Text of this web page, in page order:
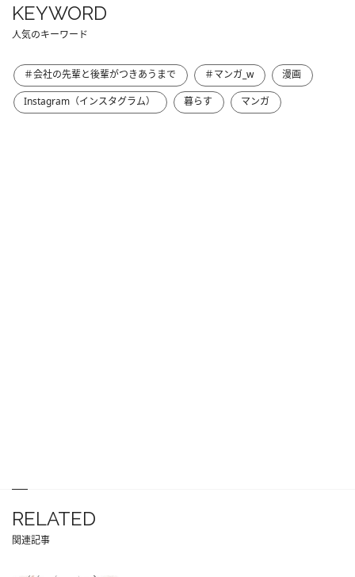
KEYWORD
人気のキーワード
＃会社の先輩と後輩がつきあうまで ＃マンガ_w
漫画
Instagram（インスタグラム）
暮らす マンガ
RELATED
関連記事